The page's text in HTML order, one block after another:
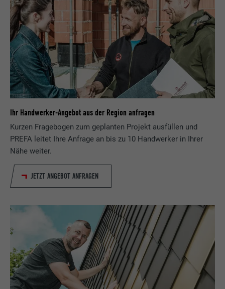
Ihr Handwerker-Angebot aus der Region anfragen
Kurzen Fragebogen zum geplanten Projekt ausfüllen und
PREFA leitet Ihre Anfrage an bis zu 10 Handwerker in Ihrer
Nähe weiter.
JETZT ANGEBOT ANFRAGEN